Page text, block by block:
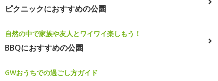
ピクニックにおすすめの公園
自然の中で家族や友人とワイワイ楽しもう！
BBQにおすすめの公園
GWおうちでの過ごし方ガイド